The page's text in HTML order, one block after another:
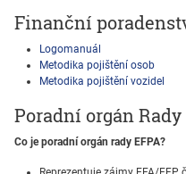
Finanční
Logomanuál
Metodika pojištění osob
Metodika pojištění vozidel
Poradní orgán Rady
Co je poradní orgán rady EFPA?